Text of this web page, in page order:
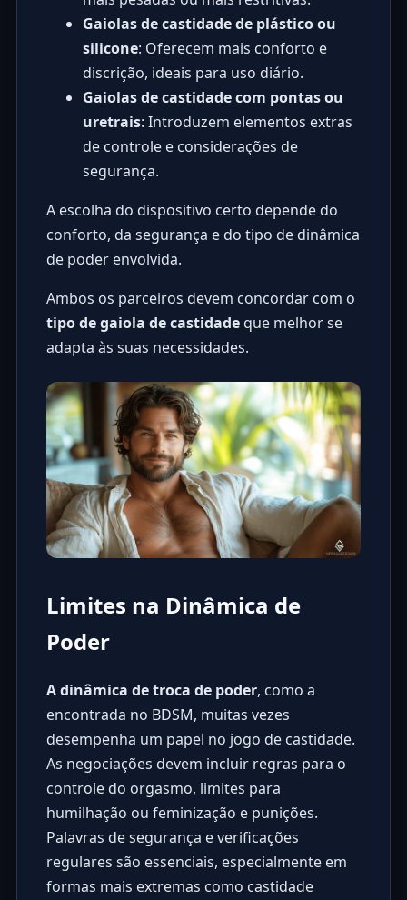
Gaiolas de castidade de plástico ou
silicone: Oferecem mais conforto e
discrição, ideais para uso diário.
Gaiolas de castidade com pontas ou
uretrais: Introduzem elementos extras
de controle e considerações de
segurança.
A escolha do dispositivo certo depende do
conforto, da segurança e do tipo de dinâmica
de poder envolvida.
Ambos os parceiros devem concordar com o
tipo de gaiola de castidadeque melhor se
adapta às suas necessidades.
Limites na Dinâmica de
Poder
A dinâmica de troca de poder, como a
encontrada no BDSM, muitas vezes
desempenha um papel no jogo de castidade.
As negociações devem incluir regras para o
controle do orgasmo, limites para
humilhação ou feminização e punições.
Palavras de segurança e verificações
regulares são essenciais, especialmente em
formas mais extremas como castidade